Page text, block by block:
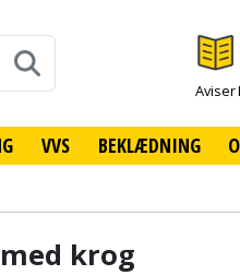
VVS BEKLÆDNING
Aviser
krog